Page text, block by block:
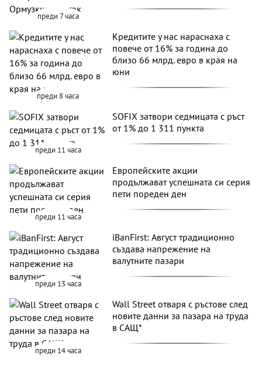
преди 7 часа
преди 8 часа
Кредитите у нас нараснаха с
повече от 16% за година до
близо 66 млрд. евро в края на
юни
преди 11 часа
SOFIX затвори седмицата с ръст
от 1% до 1 311 пункта
преди 11 часа
Европейските акции
продължават успешната си серия
пети пореден ден
преди 13 часа
iBanFirst: Август традиционно
създава напрежение на
валутните пазари
преди 14 часа
Wall Street отваря с ръстове след
новите данни за пазара на труда
в САЩ*